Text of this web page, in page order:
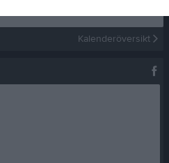
Kalenderöversikt